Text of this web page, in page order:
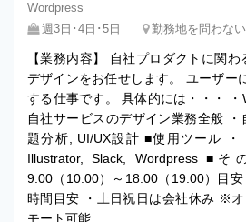
Wordpress
週3日･4日･5日
勤務地を問わない
【業務内容】 自社プロダクトに関
デザインをお任せします。 ユーザー
する仕事です。 具体的には・・・
自社サービスのデザイン業務全般
題分析, UI/UX設計 ■使用ツール ・
Illustrator, Slack, Wordpress ■
9:00（10:00）～18:00（19:00）目
時間目安 ・土日祝日は会社休み ※
モート可能